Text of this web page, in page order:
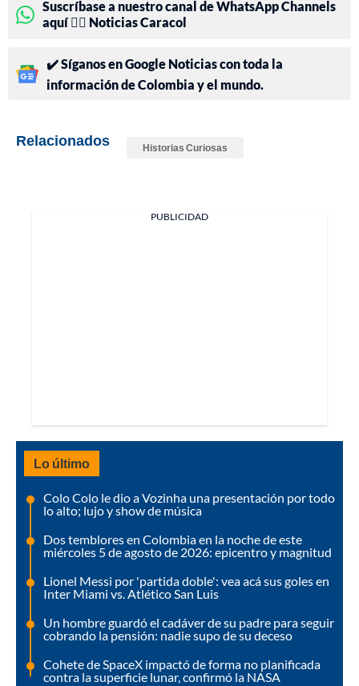
Suscríbase a nuestro canal de WhatsApp Channels
aquí 👉🏻 Noticias Caracol
✔️ Síganos en Google Noticias con toda la
información de Colombia y el mundo.
Relacionados Historias Curiosas
PUBLICIDAD
Lo último
Colo Colo le dio a Vozinha una presentación por todo
lo alto; lujo y show de música
Dos temblores en Colombia en la noche de este
miércoles 5 de agosto de 2026: epicentro y magnitud
Lionel Messi por 'partida doble': vea acá sus goles en
Inter Miami vs. Atlético San Luis
Un hombre guardó el cadáver de su padre para seguir
cobrando la pensión: nadie supo de su deceso
Cohete de SpaceX impactó de forma no planificada
contra la superficie lunar, confirmó la NASA